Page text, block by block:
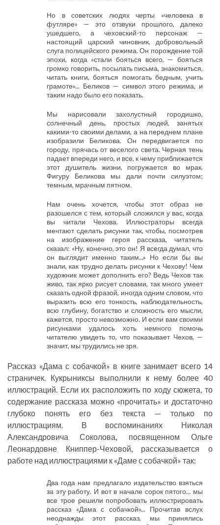
Но в советских людях черты «человека в
футляре» — это отзвуки прошлого, далеко
ушедшего, а чеховский-то персонаж —
настоящий царский чиновник, добровольный
слуга полицейского режима. Он порождение той
эпохи, когда «стали бояться всего, — бояться
громко говорить, посылать письма, знакомиться,
читать книги, бояться помогать бедным, учить
грамоте»... Беликов — символ этого режима, и
таким надо было его показать.
Мы нарисовали захолустный городишко,
солнечный день, простых людей, занятых
какими-то своими делами, а на переднем плане
изобразили Беликова. Он передвигается по
городу, прячась от веселого света. Черная тень
падает впереди него, и все, к чему приближается
этот душитель жизни, погружается во мрак.
Фигуру Беликова мы дали почти силуэтом;
темным, мрачным пятном.
Нам очень хочется, чтобы этот образ не
разошелся с тем, который сложился у вас, когда
вы читали Чехова. Иллюстраторы всегда
мечтают сделать рисунки так, чтобы, посмотрев
на изображение героя рассказа, читатель
сказал: «Ну, конечно, это он! Я всегда думал, что
он выглядит именно таким...» Но если бы вы
знали, как трудно делать рисунки к Чехову! Чем
художник может дополнить его? Ведь Чехов так
живо, так ярко рисует словами, так много умеет
сказать одной фразой, иногда одним словом, что
выразить всю его тонкость, наблюдательность,
всю глубину, богатство и сложность его мысли,
кажется, просто невозможно. И если вам своими
рисунками удалось хоть немного помочь
читателю увидеть то, что показывает Чехов, —
значит, мы трудились не зря.
Рассказ «Дама с собачкой» в книге занимает всего 14
страничек. Кукрыниксы выполнили к нему более 40
иллюстраций. Если их расположить по ходу сюжета, то
содержание рассказа можно «прочитать» и достаточно
глубоко понять его без текста — только по
иллюстрациям. В воспоминаниях Николая
Александровича Соколова, посвященном Ольге
Леонардовне Книппер-Чеховой, рассказывается о
работе над иллюстрациями к «Даме с собачкой» так:
Два года нам предлагало издательство взяться
за эту работу. И вот в начале сорок пятого... мы
все трое решили попробовать иллюстрировать
рассказ «Дама с собачкой»... Прочитав вслух
неоднажды этот рассказ, мы принялись